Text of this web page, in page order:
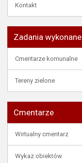
Kontakt
Zadania
Cmentarze komunalne
Tereny zielone
Cmentarze
Wirtualny cmentarz
Wykaz obiektów